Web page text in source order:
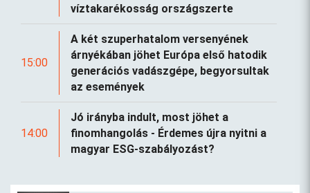
víztakarékosság országszerte
15:00
A két szuperhatalom versenyének
árnyékában jöhet Európa első hatodik
generációs vadászgépe, begyorsultak
az események
14:00
Jó irányba indult, most jöhet a
finomhangolás - Érdemes újra nyitni a
magyar ESG-szabályozást?